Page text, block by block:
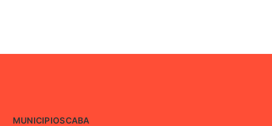
MUNICIPIOSCABA